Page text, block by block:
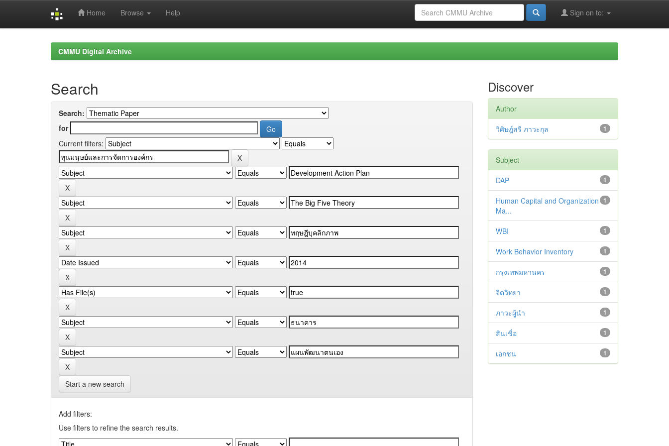
Home Browse Help Sign on to:
CMMU Digital Archive
Search
Search:
for
Current filters:
Start a new search
Add filters:
Use filters to refine the search results.
Discover
Author
1
วิศิษฎ์สรี ภาวะกุล
Subject
1
DAP
1
Human Capital and Organization
Ma...
1
WBI
1
Work Behavior Inventory
1
กรุงเทพมหานคร
1
จิตวิทยา
1
ภาวะผู้นำ
1
สินเชื่อ
1
เอกชน